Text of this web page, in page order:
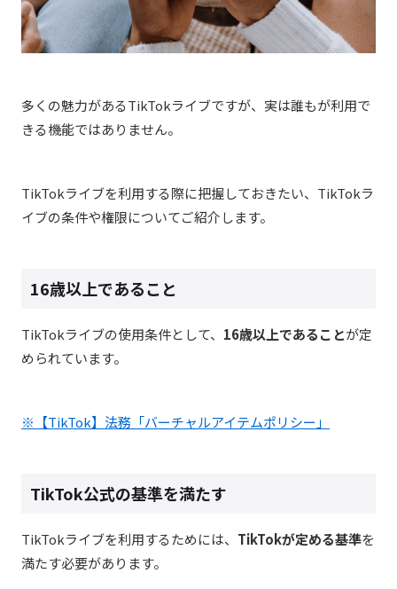
多くの魅力があるTikTokライブですが、実は誰もが利用で
きる機能ではありません。
TikTokライブを利用する際に把握しておきたい、TikTokラ
イブの条件や権限についてご紹介します。
16歳以上であること
TikTokライブの使用条件として、 16歳以上であることが定
められています。
※【TikTok】法務「バーチャルアイテムポリシー」
TikTok公式の基準を満たす
TikTokライブを利用するためには、 TikTokが定める基準を
満たす必要があります。